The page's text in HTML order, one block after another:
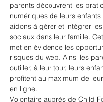
parents découvrent les
numériques de leurs enfants
aidons à gérer et intégrer
sociaux dans leur famille.
met en évidence les
risques du web. Ainsi les
outiller, à leur tour, leurs
profitent au maximum de
en ligne.
Volontaire auprès de Child